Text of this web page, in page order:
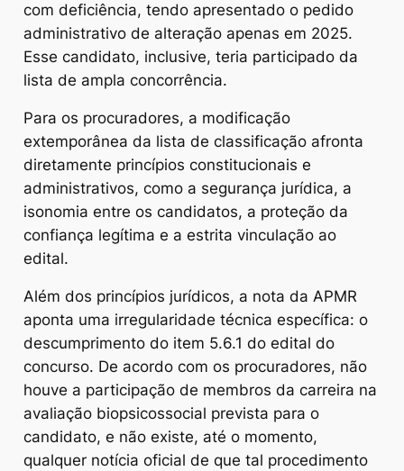
com deficiência, tendo apresentado o pedido
administrativo de alteração apenas em 2025.
Esse candidato, inclusive, teria participado da
lista de ampla concorrência.
Para os procuradores, a modificação
extemporânea da lista de classificação afronta
diretamente princípios constitucionais e
administrativos, como a segurança jurídica, a
isonomia entre os candidatos, a proteção da
confiança legítima e a estrita vinculação ao
edital.
Além dos princípios jurídicos, a nota da APMR
aponta uma irregularidade técnica específica: o
descumprimento do item 5.6.1 do edital do
concurso. De acordo com os procuradores, não
houve a participação de membros da carreira na
avaliação biopsicossocial prevista para o
candidato, e não existe, até o momento,
qualquer notícia oficial de que tal procedimento